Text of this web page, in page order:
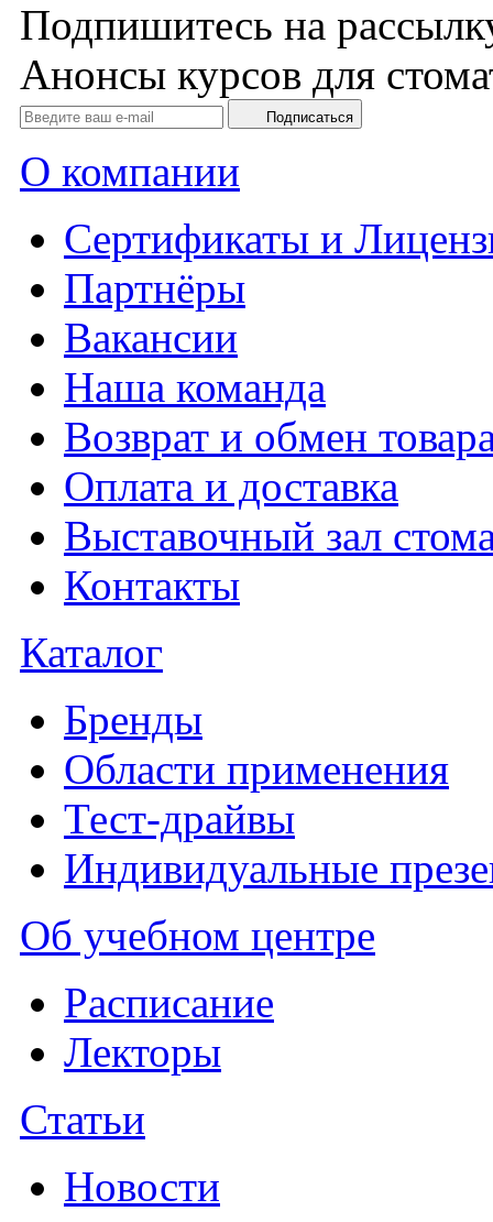
Подпишитесь на
Анонсы курсов для
Подписаться
О компании
Сертификаты и
Партнёры
Вакансии
Наша команда
Возврат и обмен
Оплата и доставка
Выставочный зал
Контакты
Каталог
Бренды
Области применения
Тест-драйвы
Индивидуальные
Об учебном центре
Расписание
Лекторы
Статьи
Новости